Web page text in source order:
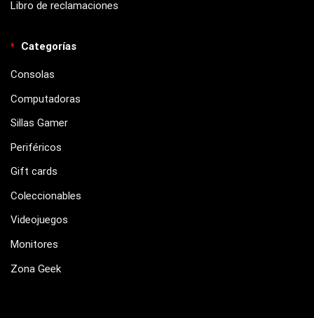
Libro de reclamaciones
Categorías
Consolas
Computadoras
Sillas Gamer
Periféricos
Gift cards
Coleccionables
Videojuegos
Monitores
Zona Geek